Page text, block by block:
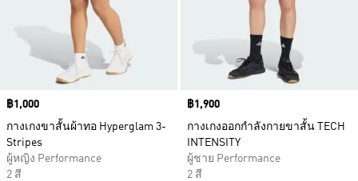
Price
฿1,000
กางเกงขาสั้นผ้าทอ Hyperglam 3-
Stripes
ผู้หญิง Performance
2 สี
Price
฿1,900
กางเกงออกกำลังกายขาสั้น TECH
INTENSITY
ผู้ชาย Performance
2 สี